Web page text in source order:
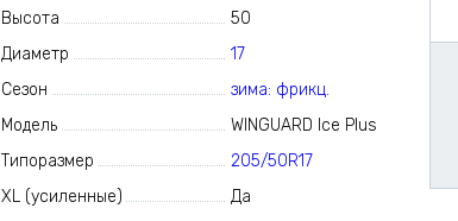
Высота
50
Диаметр
17
Сезон
зима: фрикц.
Модель
WINGUARD Ice Plus
Типоразмер
205/50R17
XL (усиленные)
Да